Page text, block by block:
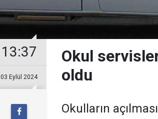
13:37
03 Eylül 2024
Okul
oldu
Okulların